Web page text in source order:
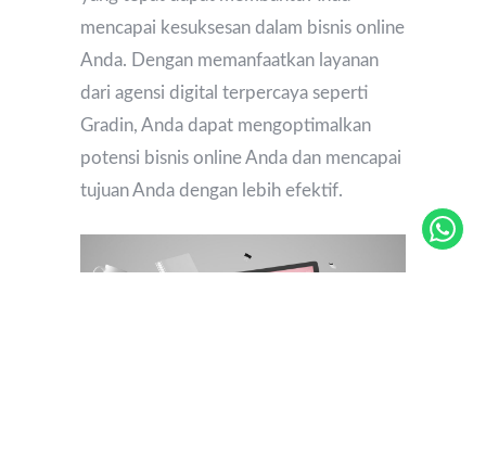
mencapai kesuksesan dalam bisnis online
Anda. Dengan memanfaatkan layanan
dari agensi digital terpercaya seperti
Gradin, Anda dapat mengoptimalkan
potensi bisnis online Anda dan mencapai
tujuan Anda dengan lebih efektif.